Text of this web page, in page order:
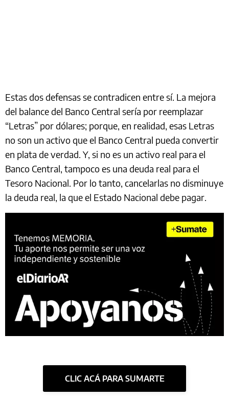
Estas dos defensas se contradicen entre sí. La mejora
del balance del Banco Central sería por reemplazar
“Letras” por dólares; porque, en realidad, esas Letras
no son un activo que el Banco Central pueda convertir
en plata de verdad. Y, si no es un activo real para el
Banco Central, tampoco es una deuda real para el
Tesoro Nacional. Por lo tanto, cancelarlas no disminuye
la deuda real, la que el Estado Nacional debe pagar.
CLIC ACÁ PARA SUMARTE